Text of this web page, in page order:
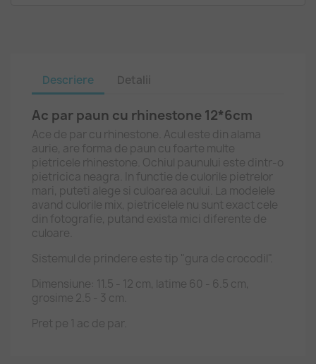
Descriere Detalii
Ac par paun cu rhinestone 12*6cm
Ace de par cu rhinestone. Acul este din alama
aurie, are forma de paun cu foarte multe
pietricele rhinestone. Ochiul paunului este dintr-o
pietricica neagra. In functie de culorile pietrelor
mari, puteti alege si culoarea acului. La modelele
avand culorile mix, pietricelele nu sunt exact cele
din fotografie, putand exista mici diferente de
culoare.
Sistemul de prindere este tip "gura de crocodil".
Dimensiune: 11.5 - 12 cm, latime 60 - 6.5 cm,
grosime 2.5 - 3 cm.
Pret pe 1 ac de par.